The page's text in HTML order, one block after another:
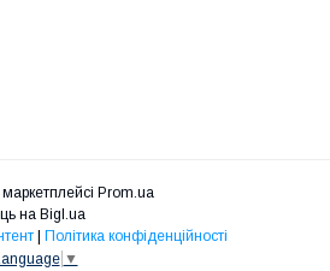
Prom.ua
на Bigl.ua
| Політика конфіденційності
▼